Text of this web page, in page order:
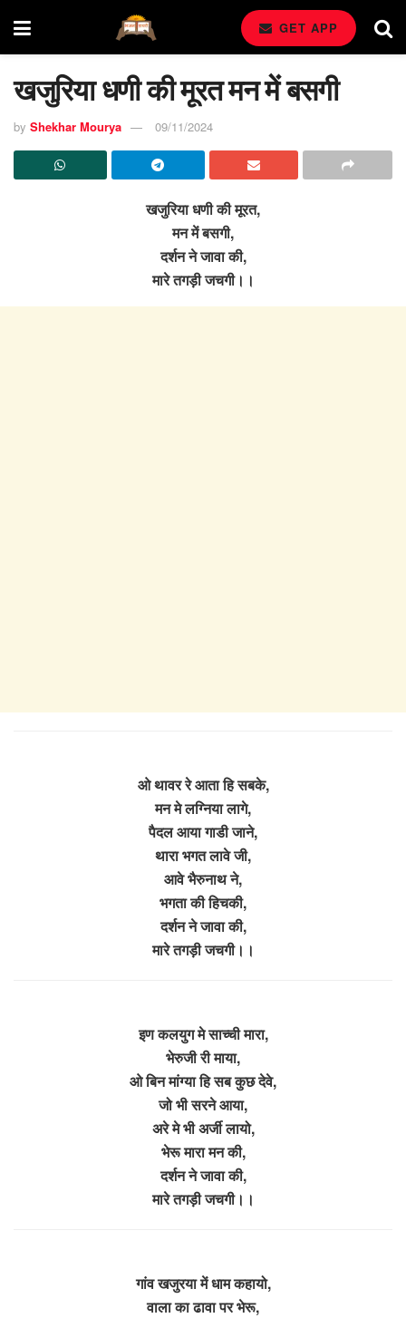
GET APP
खजुरिया धणी की मूरत मन में बसगी
by Shekhar Mourya 09/11/2024
खजुरिया धणी की मूरत,
मन में बसगी,
दर्शन ने जावा की,
मारे तगड़ी जचगी।।
ओ थावर रे आता हि सबके,
मन मे लग्निया लागे,
पैदल आया गाडी जाने,
थारा भगत लावे जी,
आवे भैरुनाथ ने,
भगता की हिचकी,
दर्शन ने जावा की,
मारे तगड़ी जचगी।।
इण कलयुग मे साच्ची मारा,
भेरुजी री माया,
ओ बिन मांग्या हि सब कुछ देवे,
जो भी सरने आया,
अरे मे भी अर्जी लायो,
भेरू मारा मन की,
दर्शन ने जावा की,
मारे तगड़ी जचगी।।
गांव खजुरया में धाम कहायो,
वाला का ढावा पर भेरू,